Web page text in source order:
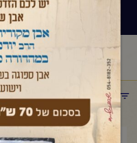
ראשי שיעורי החיד"א/
פרשת
תפריט קטגוריות